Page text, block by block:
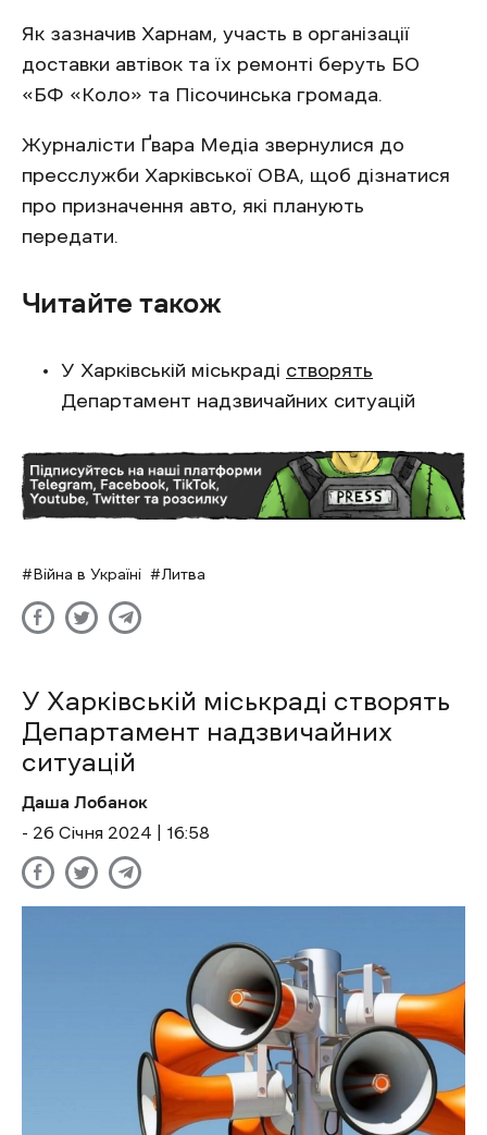
Як зазначив Харнам, участь в організації
доставки автівок та їх ремонті беруть БО
«БФ «Коло» та Пісочинська громада.
Журналісти Ґвара Медіа звернулися до
пресслужби Харківської ОВА, щоб дізнатися
про призначення авто, які планують
передати.
Читайте також
У Харківській міськраді створять
Департамент надзвичайних ситуацій
Війна в Україні Литва
У Харківській міськраді створять
Департамент надзвичайних
ситуацій
Даша Лобанок
- 26 Січня 2024 | 16:58